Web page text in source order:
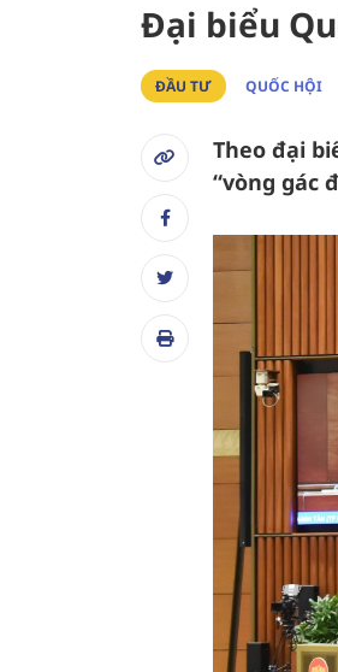
Đại biểu
ĐẦU TƯ QUỐC HỘI
Theo đại
“vòng gác